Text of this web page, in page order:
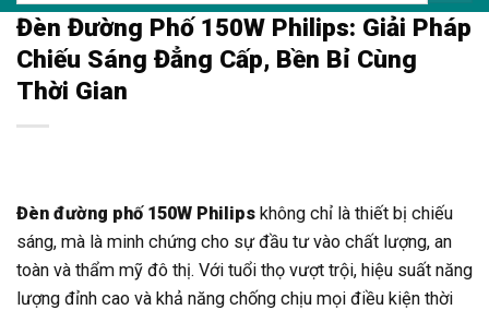
Đèn Đường Phố 150W Philips: Giải Pháp
Chiếu Sáng Đẳng Cấp, Bền Bỉ Cùng
Thời Gian
Đèn đường phố 150W Philips không chỉ là thiết bị chiếu
sáng, mà là minh chứng cho sự đầu tư vào chất lượng, an
toàn và thẩm mỹ đô thị. Với tuổi thọ vượt trội, hiệu suất năng
lượng đỉnh cao và khả năng chống chịu mọi điều kiện thời